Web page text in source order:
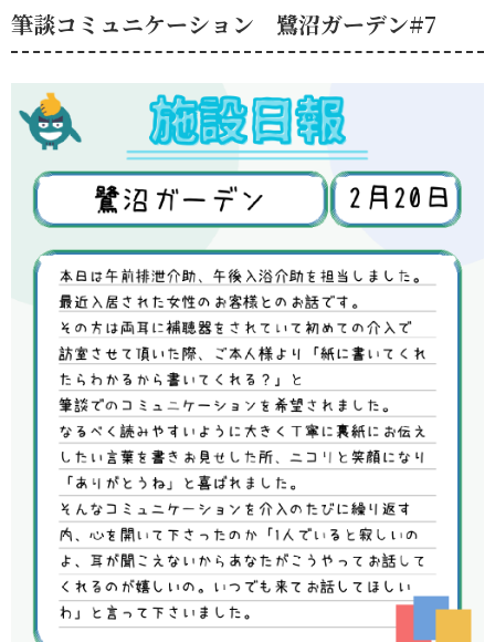
筆談コミュニケーション 鷺沼ガーデン#7